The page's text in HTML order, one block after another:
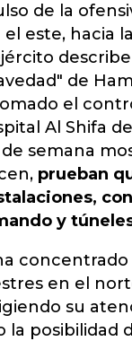
de la
el este, hacia
de
el
Al Shifa
semana
prueban
y
en el
su
la posibilidad